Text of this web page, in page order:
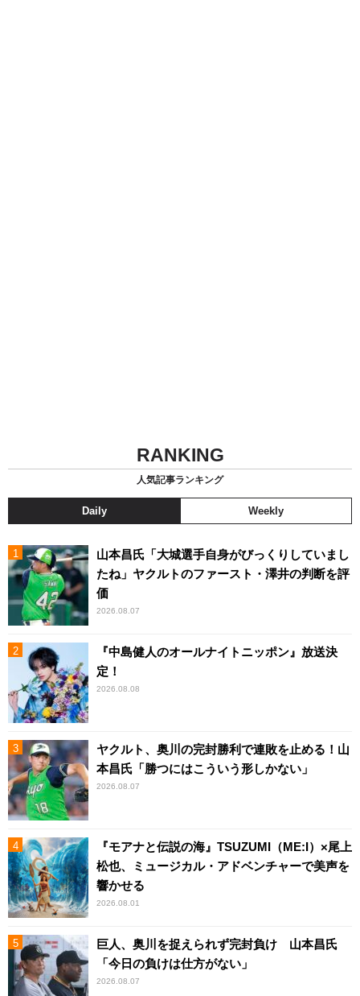
RANKING
人気記事ランキング
Daily Weekly
山本昌氏「大城選手自身がびっくりしていまし
たね」ヤクルトのファースト・澤井の判断を評
価
2026.08.07
『中島健人のオールナイトニッポン』放送決
定！
2026.08.08
ヤクルト、奥川の完封勝利で連敗を止める！山
本昌氏「勝つにはこういう形しかない」
2026.08.07
『モアナと伝説の海』TSUZUMI（ME:I）×尾上
松也、ミュージカル・アドベンチャーで美声を
響かせる
2026.08.01
巨人、奥川を捉えられず完封負け 山本昌氏
「今日の負けは仕方がない」
2026.08.07